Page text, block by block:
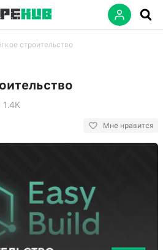
строительство
1.4K
Мне нравится